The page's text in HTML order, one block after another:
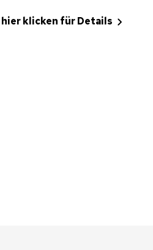
klicken für Details